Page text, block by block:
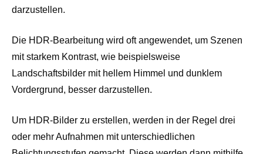
darzustellen.
Die HDR-Bearbeitung wird oft angewendet, um Szenen
mit starkem Kontrast, wie beispielsweise
Landschaftsbilder mit hellem Himmel und dunklem
Vordergrund, besser darzustellen.
Um HDR-Bilder zu erstellen, werden in der Regel drei
oder mehr Aufnahmen mit unterschiedlichen